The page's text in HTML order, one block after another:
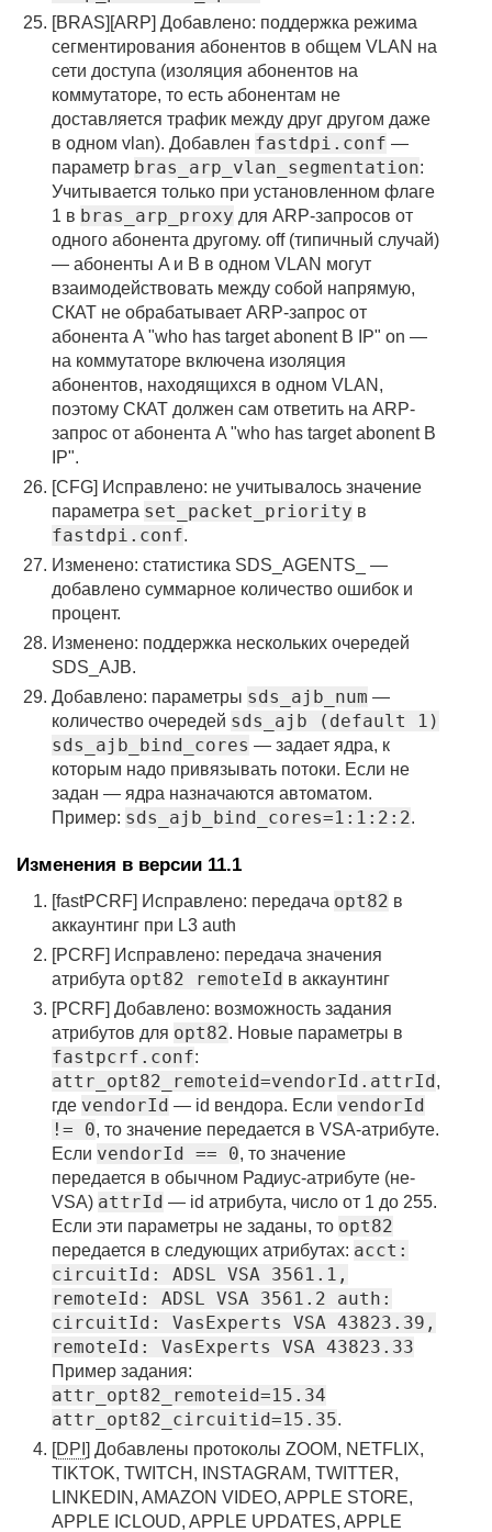
[BRAS][ARP] Добавлено: поддержка режима
сегментирования абонентов в общем VLAN на
сети доступа (изоляция абонентов на
коммутаторе, то есть абонентам не
доставляется трафик между друг другом даже
в одном vlan). Добавлен fastdpi.conf —
параметр bras_arp_vlan_segmentation:
Учитывается только при установленном флаге
1 в bras_arp_proxy для ARP-запросов от
одного абонента другому. off (типичный случай)
— абоненты A и B в одном VLAN могут
взаимодействовать между собой напрямую,
СКАТ не обрабатывает ARP-запрос от
абонента A "who has target abonent B IP" on —
на коммутаторе включена изоляция
абонентов, находящихся в одном VLAN,
поэтому СКАТ должен сам ответить на ARP-
запрос от абонента A "who has target abonent B
IP".
[CFG] Исправлено: не учитывалось значение
параметра set_packet_priority в
fastdpi.conf.
Изменено: статистика SDS_AGENTS_ —
добавлено суммарное количество ошибок и
процент.
Изменено: поддержка нескольких очередей
SDS_AJB.
Добавлено: параметры sds_ajb_num —
количество очередей sds_ajb (default 1)
sds_ajb_bind_cores — задает ядра, к
которым надо привязывать потоки. Если не
задан — ядра назначаются автоматом.
Пример: sds_ajb_bind_cores=1:1:2:2.
Изменения в версии 11.1
[fastPCRF] Исправлено: передача opt82 в
аккаунтинг при L3 auth
[PCRF] Исправлено: передача значения
атрибута opt82 remoteId в аккаунтинг
[PCRF] Добавлено: возможность задания
атрибутов для opt82. Новые параметры в
fastpcrf.conf:
attr_opt82_remoteid=vendorId.attrId,
где vendorId — id вендора. Если vendorId
!= 0, то значение передается в VSA-атрибуте.
Если vendorId == 0, то значение
передается в обычном Радиус-атрибуте (не-
VSA) attrId — id атрибута, число от 1 до 255.
Если эти параметры не заданы, то opt82
передается в следующих атрибутах: acct:
circuitId: ADSL VSA 3561.1,
remoteId: ADSL VSA 3561.2 auth:
circuitId: VasExperts VSA 43823.39,
remoteId: VasExperts VSA 43823.33
Пример задания:
attr_opt82_remoteid=15.34
attr_opt82_circuitid=15.35.
[DPI ] Добавлены протоколы ZOOM, NETFLIX,
TIKTOK, TWITCH, INSTAGRAM, TWITTER,
LINKEDIN, AMAZON VIDEO, APPLE STORE,
APPLE ICLOUD, APPLE UPDATES, APPLE